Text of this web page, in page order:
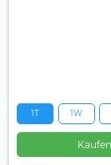
1T 1W
Kaufen